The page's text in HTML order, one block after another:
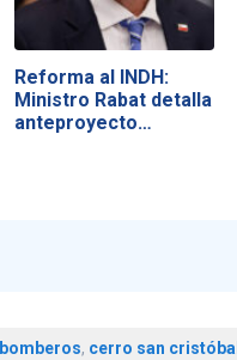
Reforma al INDH:
Ministro Rabat detalla
anteproyecto…
bomberos, cerro san cristóbal